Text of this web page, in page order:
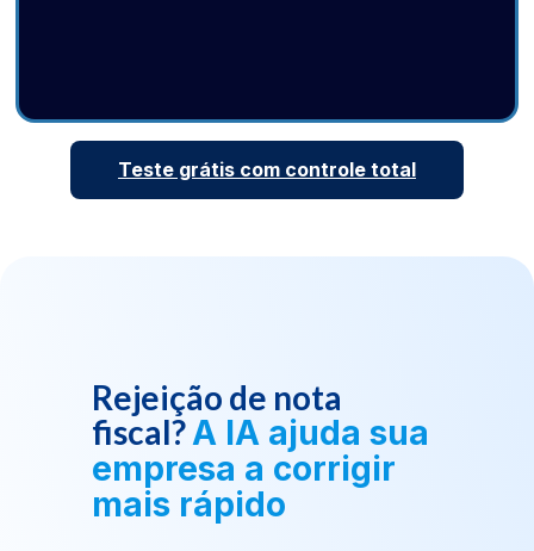
Teste grátis com controle total
Rejeição de nota
fiscal?A IA ajuda sua
empresa a corrigir
mais rápido